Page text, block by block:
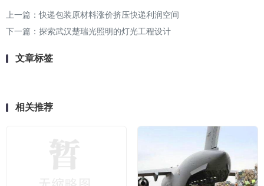
上一篇：快递包装原材料涨价挤压快递利润空间
下一篇： 探索武汉楚瑞光照明的灯光工程设计
文章标签
相关推荐